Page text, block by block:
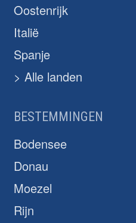
Oostenrijk
Italië
Spanje
> Alle landen
BESTEMMINGEN
Bodensee
Donau
Moezel
Rijn